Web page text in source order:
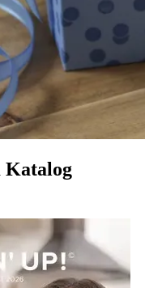
Katalog